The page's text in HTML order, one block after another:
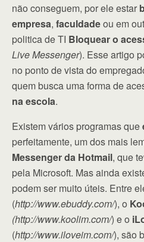
não conseguem, por ele estar
empresa, faculdadeou em
politica de TI Bloquear o
Live Messenger). Esse artigo
no ponto de vista do
quem busca uma forma de
na escola.
Existem vários programas que
perfeitamente, um dos mais
Messenger da Hotmail, que
pela Microsoft. Mas ainda
podem ser muito úteis. Entre
(http://www.ebuddy.com/), o
(http://www.koolim.com/) e o
(http://www.iloveim.com/), são